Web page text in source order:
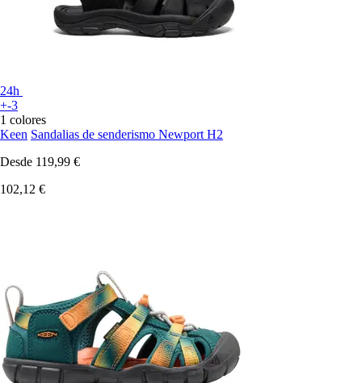
24h
+-3
1 colores
Keen Sandalias de senderismo Newport H2
Desde 119,99 €
102,12 €